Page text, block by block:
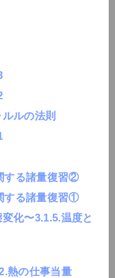
ルの法則
する諸量復習②
する諸量復習①
化〜3.1.5.温度と
熱の仕事当量